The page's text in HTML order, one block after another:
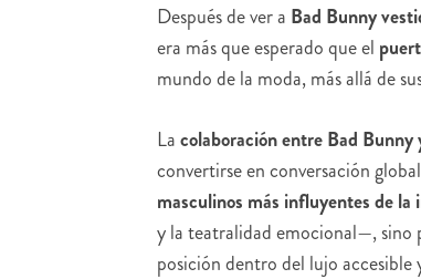
Después de ver a Bad Bunny
era más que esperado que el
mundo de la moda, más allá de
Lacolaboración entre Bad Bunny
convertirse en conversación
masculinos más influyentes de la
y la teatralidad emocional—, sino
posición dentro del lujo accesible